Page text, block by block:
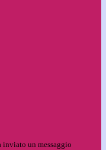
inviato un messaggio